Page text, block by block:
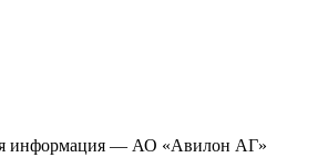
информация — АО «Авилон АГ»